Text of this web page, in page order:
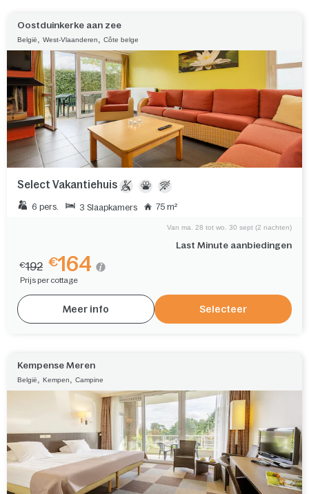
Oostduinkerke aan zee
België, West-Vlaanderen, Côte belge
Select Vakantiehuis
6 pers. 3 Slaapkamers 75 m²
Last Minute aanbiedingen
Van ma. 28 tot wo. 30 sept (2 nachten)
€192 €164
Prijs per cottage
Meer info Selecteer
Kempense Meren
België, Kempen, Campine